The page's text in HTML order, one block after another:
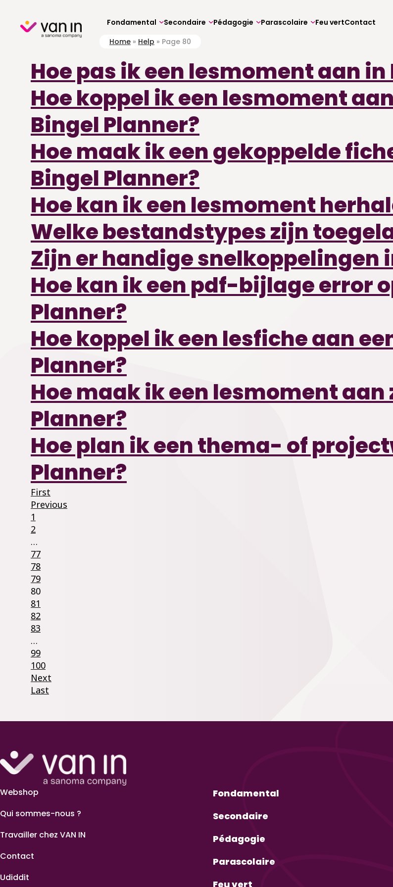
content Fondamental Secondaire Pédagogie Parascolaire Feu vertContact
Home » Help » Page 80
Hoe pas ik een lesmoment aan
Hoe koppel ik een lesmoment
Bingel Planner?
Hoe maak ik een gekoppelde
Bingel Planner?
Hoe kan ik een lesmoment
Welke bestandstypes zijn
Zijn er handige snelkoppelingen
Hoe kan ik een pdf-bijlage error
Planner?
Hoe koppel ik een lesfiche aan
Planner?
Hoe maak ik een lesmoment
Planner?
Hoe plan ik een thema- of
Planner?
First
Previous
1
2
…
77
78
79
80
81
82
83
…
99
100
Next
Last
Webshop
Qui sommes-nous ?
Travailler chez VAN IN
Contact
Udiddit
Fondamental
Secondaire
Pédagogie
Parascolaire
Feu vert